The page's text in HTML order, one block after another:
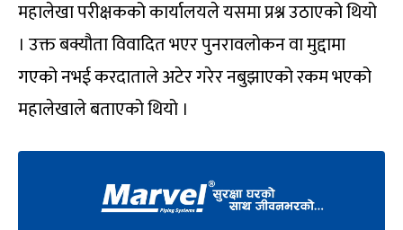
महालेखा परीक्षकको कार्यालयले यसमा प्रश्न उठाएको थियो
। उक्त बक्यौता विवादित भएर पुनरावलोकन वा मुद्दामा
गएको नभई करदाताले अटेर गरेर नबुझाएको रकम भएको
महालेखाले बताएको थियो ।